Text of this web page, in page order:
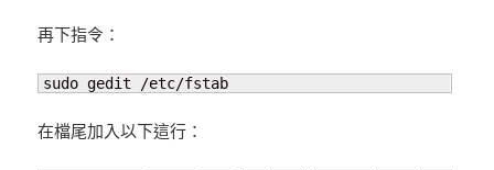
再下指令：
sudo gedit /etc/fstab
在檔尾加入以下這行：